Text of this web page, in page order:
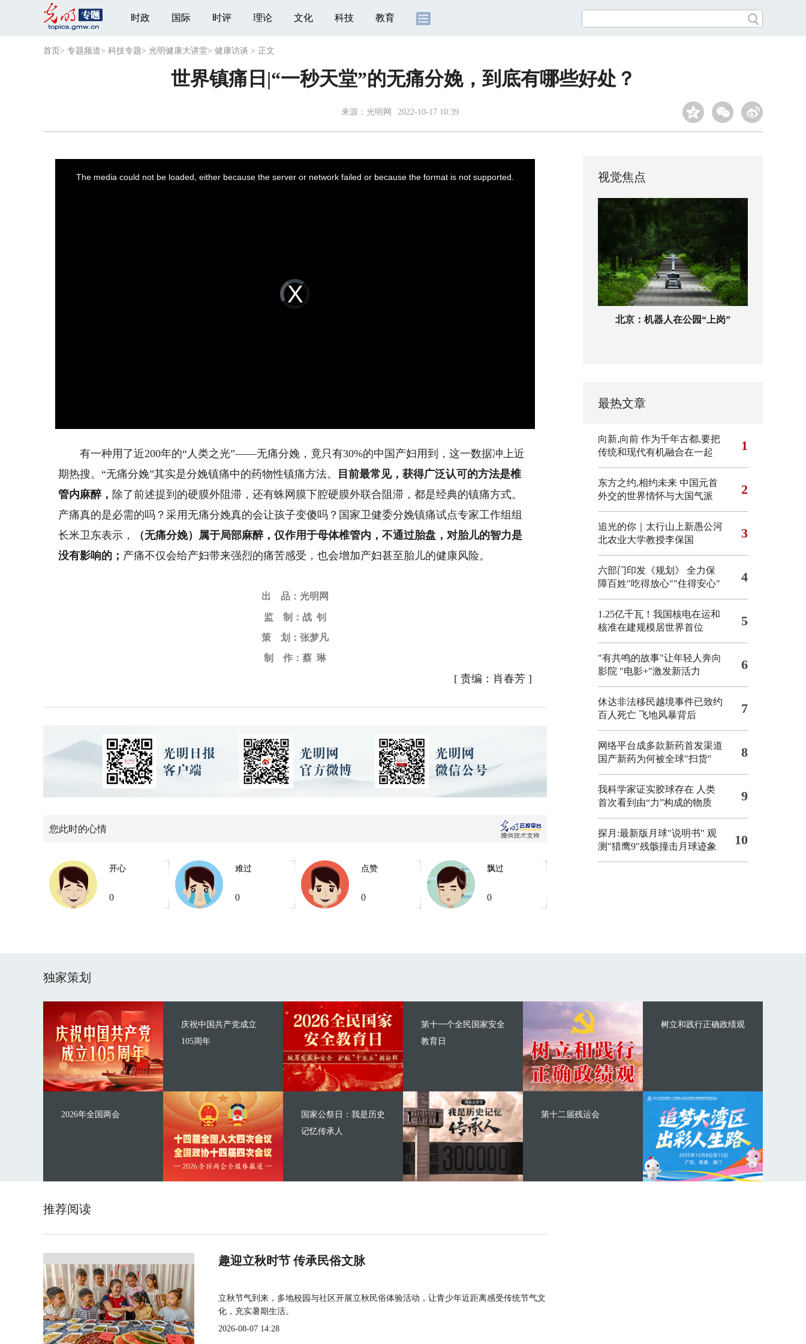
时政 国际 时评 理论 文化 科技 教育
首页 > 专题频道> 科技专题> 光明健康大讲堂> 健康访谈 > 正文
世界镇痛日|“一秒天堂”的无痛分娩，到底有哪些好处？
来源： 光明网 2022-10-17 10:39
Video
Player
is
loading.
The media could not be loaded, either because the server or network failed or because the format is not supported.
有一种用了近200年的“人类之光”——无痛分娩，竟只有30%的中国产妇用到，这一数据冲上近
期热搜。“无痛分娩”其实是分娩镇痛中的药物性镇痛方法。
目前最常见，获得广泛认可的方法是椎
管内麻醉， 除了前述提到的硬膜外阻滞，还有蛛网膜下腔硬膜外联合阻滞，都是经典的镇痛方式。
产痛真的是必需的吗？采用无痛分娩真的会让孩子变傻吗？国家卫健委分娩镇痛试点专家工作组组
长米卫东表示，
（无痛分娩）属于局部麻醉，仅作用于母体椎管内，不通过胎盘，对胎儿的智力是
没有影响的； 产痛不仅会给产妇带来强烈的痛苦感受，也会增加产妇甚至胎儿的健康风险。
出 品： 光明网
监 制 ：战 钊
策 划 ：张梦凡
制 作：蔡 琳
[ 责编：肖春芳]
您此时的心情
开心
0
难过
0
点赞
0
飘过
0
视觉焦点
北京：机器人在公园“上岗”
最热文章
向新,向前 作为千年古都,要把
传统和现代有机融合在一起
1
东方之约,相约未来 中国元首
外交的世界情怀与大国气派
2
追光的你｜太行山上新愚公河
北农业大学教授李保国
3
六部门印发《规划》 全力保
障百姓"吃得放心""住得安心"
4
1.25亿千瓦！我国核电在运和
核准在建规模居世界首位
5
"有共鸣的故事"让年轻人奔向
影院 "电影+"激发新活力 6
休达非法移民越境事件已致约
百人死亡 飞地风暴背后 7
网络平台成多款新药首发渠道
国产新药为何被全球"扫货"
8
我科学家证实胶球存在 人类
首次看到由“力”构成的物质
9
探月:最新版月球"说明书" 观
测"猎鹰9"残骸撞击月球迹象
10
独家策划
庆祝中国共产党成立
105周年
2026年全国两会
第十一个全民国家安全
教育日
国家公祭日：我是历史
记忆传承人
树立和践行正确政绩观
第十二届残运会
推荐阅读
趣迎立秋时节 传承民俗文脉
立秋节气到来，多地校园与社区开展立秋民俗体验活动，让青少年近距离感受传统节气文
化，充实暑期生活。
2026-08-07 14:28